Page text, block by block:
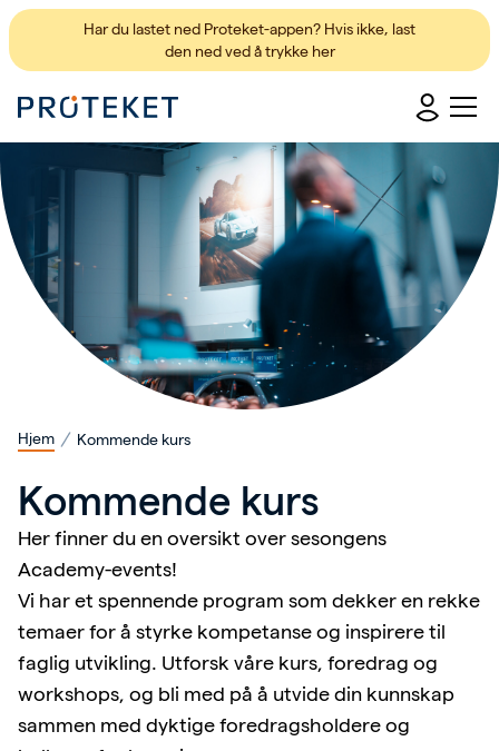
Har du lastet ned Proteket-appen? Hvis ikke, last
den ned ved å trykke her
Hjem Kommende kurs
Kommende kurs
Her finner du en oversikt over sesongens
Academy-events!
Vi har et spennende program som dekker en rekke
temaer for å styrke kompetanse og inspirere til
faglig utvikling. Utforsk våre kurs, foredrag og
workshops, og bli med på å utvide din kunnskap
sammen med dyktige foredragsholdere og